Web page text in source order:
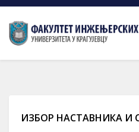
ИЗБОР НАСТАВНИКА И